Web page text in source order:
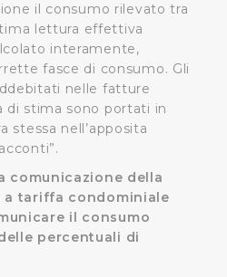
funzionalità di base quali
e l'accesso alle aree
manifestate
dallo stesso prestati, i
utilizzati per analizzare il
per personalizzare
fornire funzionalità dei social
con i nostri partner. Tali
potrebbero combinare le
altre informazioni che l’Utente
il consumo rilevato tra
lettura effettiva
interamente,
fasce di consumo. Gli
nelle fatture
di stima sono portati in
stessa nell’apposita
comunicazione della
a tariffa condominiale
il consumo
percentuali di